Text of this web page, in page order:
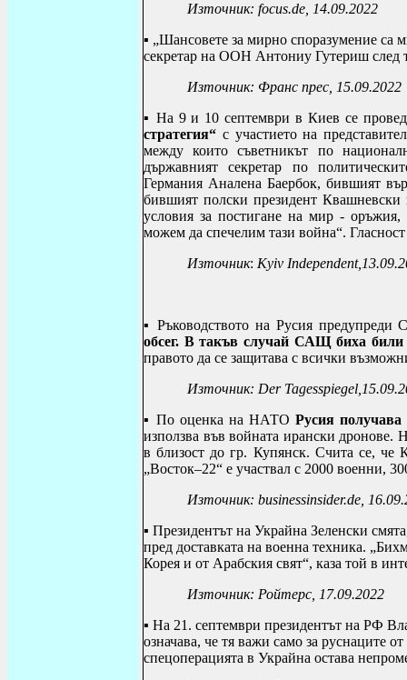
Източник: focus.de, 14.09.2022
▪ „Шансовете за мирно споразумение са
секретар на ООН Антониу Гутериш след
Източник: Франс прес, 15.09.2022
▪ На 9 и 10 септември в Киев се
стратегия“ с участието на
между които съветникът по
държавният секретар по
Германия Аналена Баербок, бившият
бившият полски президент
условия за постигане на мир -
можем да спечелим тази война“.
Източник: Kyiv Independent
▪ Ръководството на Русия
обсег. В такъв случай САЩ биха били
правото да се защитава с всички
Източник: Der
▪ По оценка на НАТО Русия
използва във войната ирански
в близост до гр. Купянск. Счита се, че
„Восток–22“ е участвал с 2000 военни,
Източник: businessinsider.de,
▪ Президентът на Украйна Зеленски
пред доставката на военна техника.
Корея и от Арабския свят“, каза той в
Източник: Ройтерс, 17.09.2022
▪ На 21. септември президентът на РФ
означава, че тя важи само за руснаците
спецоперацията в Украйна остава